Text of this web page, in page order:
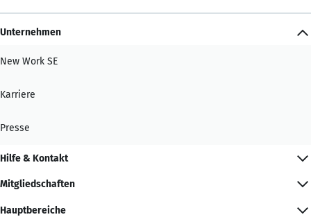
Unternehmen
New Work SE
Karriere
Presse
Hilfe & Kontakt
Mitgliedschaften
Hauptbereiche